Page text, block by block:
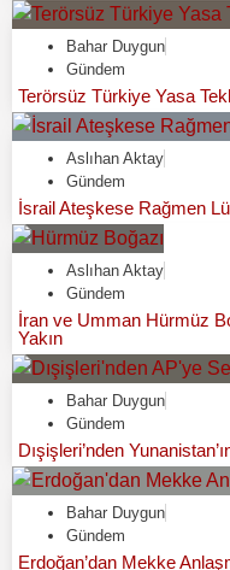
Bahar Duygun
Gündem
Terörsüz Türkiye Yasa
Aslıhan Aktay
Gündem
İsrail Ateşkese Rağmen
Aslıhan Aktay
Gündem
İran ve Umman Hürmüz
Yakın
Bahar Duygun
Gündem
Dışişleri’nden
Bahar Duygun
Gündem
Erdoğan’dan Mekke